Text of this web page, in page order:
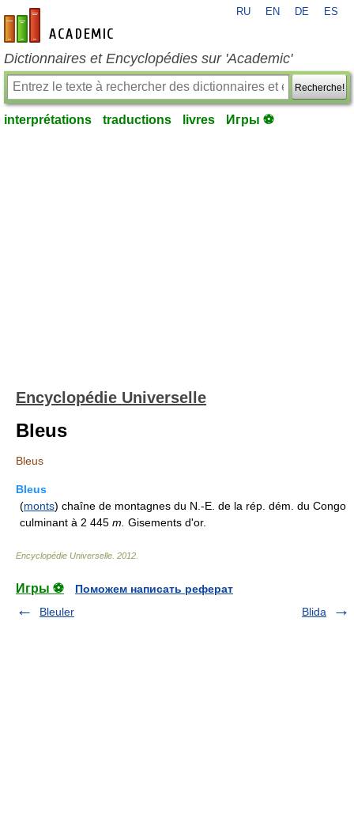
fr-academic.com
RU EN DE ES
Dictionnaires et Encyclopédies sur 'Academic'
Recherche!
interprétations traductions livres Игры ⚽
Encyclopédie Universelle
Bleus
Bleus
Bleus
(monts) chaîne de montagnes du N.-E. de la rép. dém. du Congo
culminant à 2 445 m. Gisements d'or.
Encyclopédie Universelle 2012
Игры ⚽
Поможем написать реферат
Bleuler
Blida